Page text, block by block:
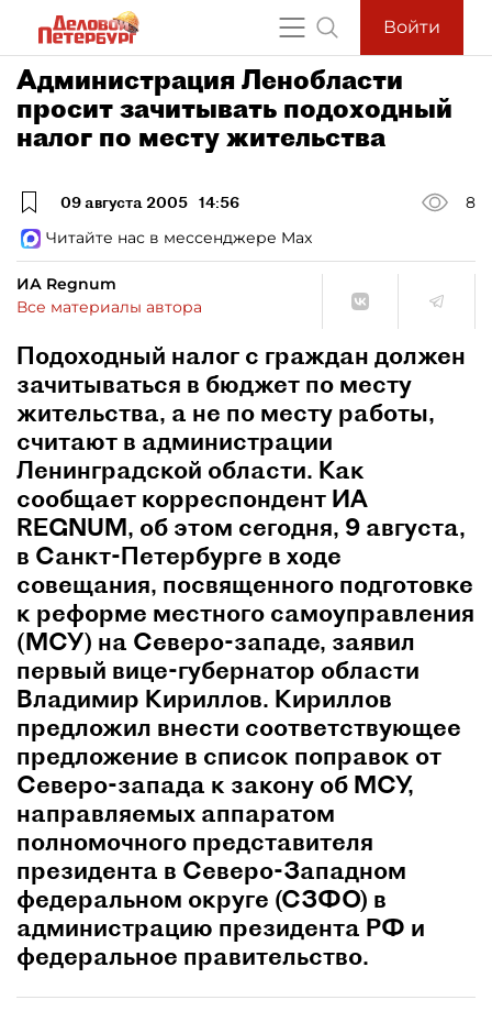
Войти
Администрация Ленобласти
просит зачитывать подоходный
налог по месту жительства
09 августа 2005 14:56
8
Читайте нас в мессенджере Max
ИА Regnum
Все материалы автора
Подоходный налог с граждан должен
зачитываться в бюджет по месту
жительства, а не по месту работы,
считают в администрации
Ленинградской области. Как
сообщает корреспондент ИА
REGNUM, об этом сегодня, 9 августа,
в Санкт-Петербурге в ходе
совещания, посвященного подготовке
к реформе местного самоуправления
(МСУ) на Северо-западе, заявил
первый вице-губернатор области
Владимир Кириллов. Кириллов
предложил внести соответствующее
предложение в список поправок от
Северо-запада к закону об МСУ,
направляемых аппаратом
полномочного представителя
президента в Северо-Западном
федеральном округе (СЗФО) в
администрацию президента РФ и
федеральное правительство.